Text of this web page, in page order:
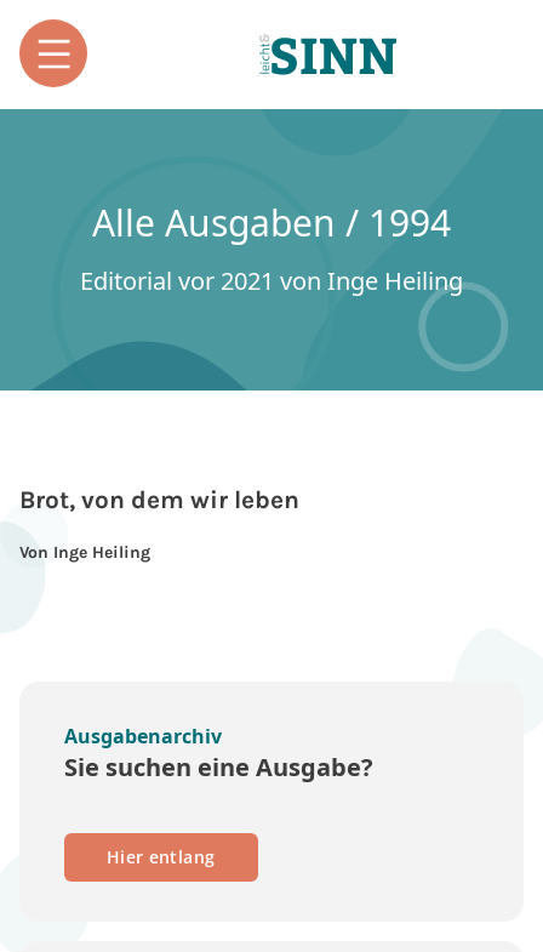
Alle Ausgaben / 1994
Editorial vor 2021 von Inge Heiling
Brot, von dem wir leben
Von Inge Heiling
Ausgabenarchiv
Sie suchen eine Ausgabe?
Hier entlang